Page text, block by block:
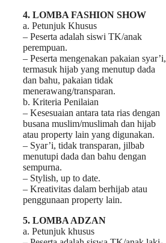
4. LOMBA FASHION SHOW
a. Petunjuk Khusus
– Peserta adalah siswi TK/anak
perempuan.
– Peserta mengenakan pakaian syar’i,
termasuk hijab yang menutup dada
dan bahu, pakaian tidak
menerawang/transparan.
b. Kriteria Penilaian
– Kesesuaian antara tata rias dengan
busana muslim/muslimah dan hijab
atau property lain yang digunakan.
– Syar’i, tidak transparan, jilbab
menutupi dada dan bahu dengan
sempurna.
– Stylish, up to date.
– Kreativitas dalam berhijab atau
penggunaan property lain.
5. LOMBA ADZAN
a. Petunjuk khusus